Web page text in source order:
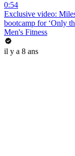
0:54
Exclusive video:
bootcamp for ‘Only
Men's Fitness
il y a 8 ans